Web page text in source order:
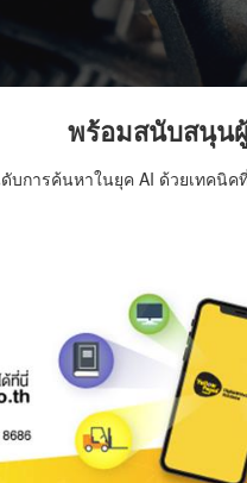
พร้อมสนับสนุน
บการค้นหาในยุค AI ด้วยเทคนิ